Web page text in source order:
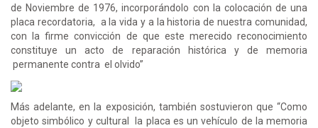
de Noviembre de 1976, incorporándolo con la colocación de una
placa recordatoria, a la vida y a la historia de nuestra comunidad,
con la firme convicción de que este merecido reconocimiento
constituye un acto de reparación histórica y de memoria
permanente contra el olvido”
Más adelante, en la exposición, también sostuvieron que “Como
objeto simbólico y cultural la placa es un vehículo de la memoria